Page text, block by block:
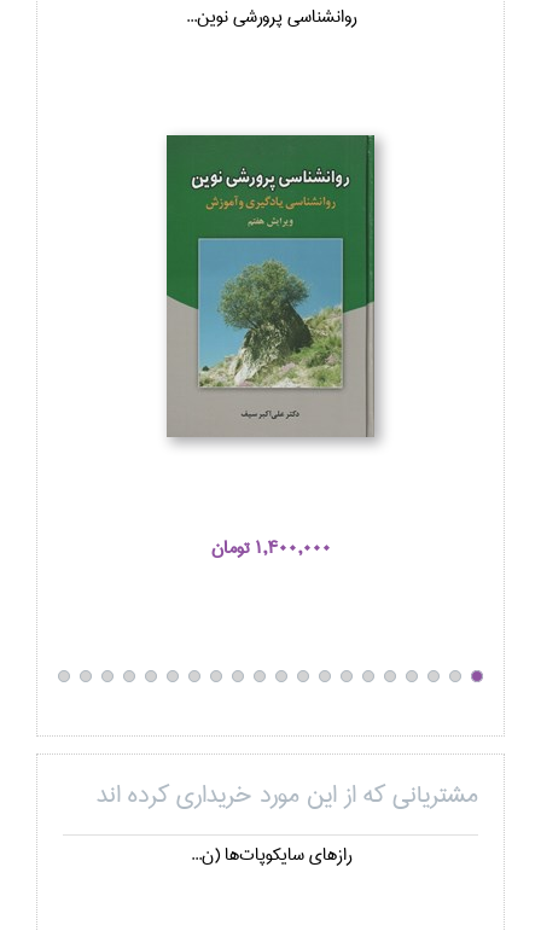
روانشناسي پرورشي نوين...
1,400,000 تومان
مشتریانی که از این مورد خریداری کرده اند
رازهاي سايكوپات‌ها (ن...